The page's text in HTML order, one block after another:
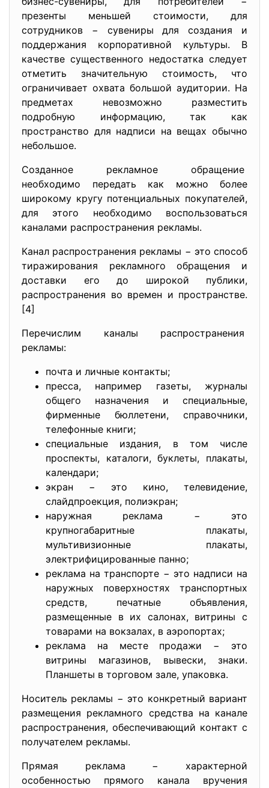
презенты меньшей стоимости, для
сотрудников − сувениры для создания и
поддержания корпоративной культуры. В
качестве существенного недостатка следует
отметить значительную стоимость, что
ограничивает охвата большой аудитории. На
предметах невозможно разместить
подробную информацию, так как
пространство для надписи на вещах обычно
небольшое.
Созданное рекламное обращение
необходимо передать как можно более
широкому кругу потенциальных покупателей,
для этого необходимо воспользоваться
каналами распространения рекламы.
Канал распространения рекламы − это способ
тиражирования рекламного обращения и
доставки его до широкой публики,
распространения во времен и пространстве.
[4]
Перечислим каналы распространения
рекламы:
почта и личные контакты;
пресса, например газеты, журналы
общего назначения и специальные,
фирменные бюллетени, справочники,
телефонные книги;
специальные издания, в том числе
проспекты, каталоги, буклеты, плакаты,
календари;
экран − это кино, телевидение,
слайдпроекция, полиэкран;
наружная реклама − это
крупногабаритные плакаты,
мультивизионные плакаты,
электрифицированные панно;
реклама на транспорте − это надписи на
наружных поверхностях транспортных
средств, печатные объявления,
размещенные в их салонах, витрины с
товарами на вокзалах, в аэропортах;
реклама на месте продажи − это
витрины магазинов, вывески, знаки.
Планшеты в торговом зале, упаковка.
Носитель рекламы − это конкретный вариант
размещения рекламного средства на канале
распространения, обеспечивающий контакт с
получателем рекламы.
Прямая реклама − характерной
особенностью прямого канала вручения